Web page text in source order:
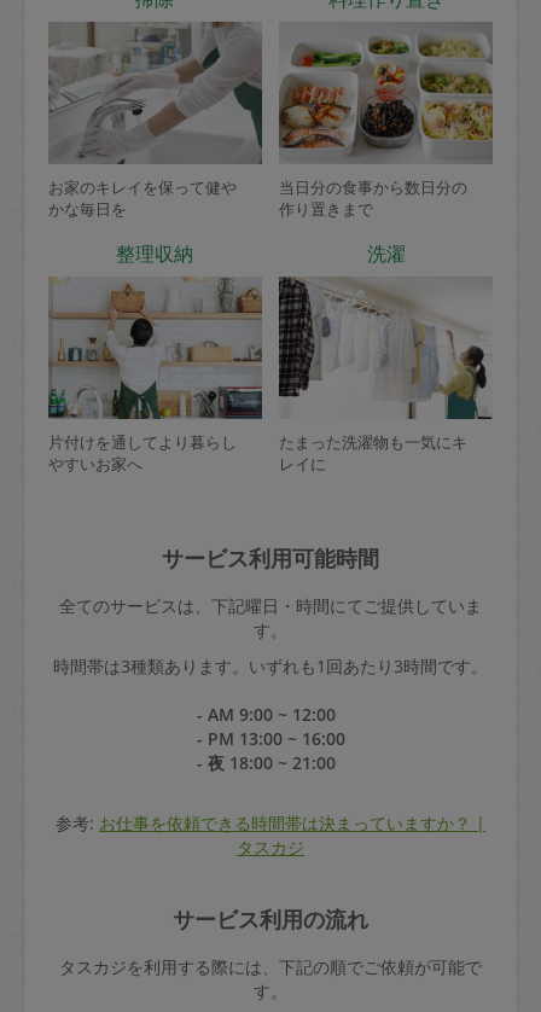
お家のキレイを保って健や
かな毎日を
当日分の食事から数日分の
作り置きまで
整理収納
片付けを通してより暮らし
やすいお家へ
洗濯
たまった洗濯物も一気にキ
レイに
サービス利用可能時間
全てのサービスは、下記曜日・時間にてご提供していま
す。
時間帯は3種類あります。いずれも1回あたり3時間です。
- AM 9:00 ~ 12:00
- PM 13:00 ~ 16:00
- 夜 18:00 ~ 21:00
参考: お仕事を依頼できる時間帯は決まっていますか？ |
タスカジ
サービス利用の流れ
タスカジを利用する際には、下記の順でご依頼が可能で
す。